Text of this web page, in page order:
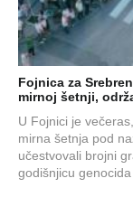
Fojnica za
mirnoj šetnji,
U Fojnici je
mirna šetnja pod
učestvovali brojni
godišnjicu genocida